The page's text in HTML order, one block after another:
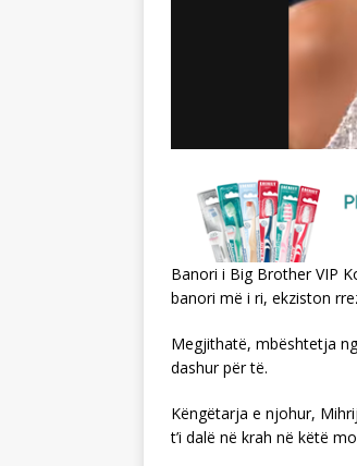
Banori i Big Brother VIP
banori më i ri, ekziston
Megjithatë, mbështetja
dashur për të.
Këngëtarja e njohur,
t’i dalë në krah në këtë